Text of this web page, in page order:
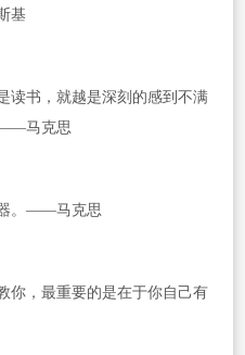
基
读书，就越是深刻的感到不满
——马克思
器。——马克思
你，最重要的是在于你自己有